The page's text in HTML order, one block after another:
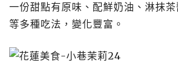
一份甜點有原味、配鮮奶油、淋抹
等多種吃法，變化豐富。